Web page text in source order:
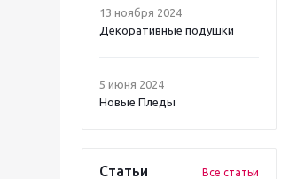
13 ноября 2024
Декоративные подушки
5 июня 2024
Новые Пледы
Статьи Все статьи